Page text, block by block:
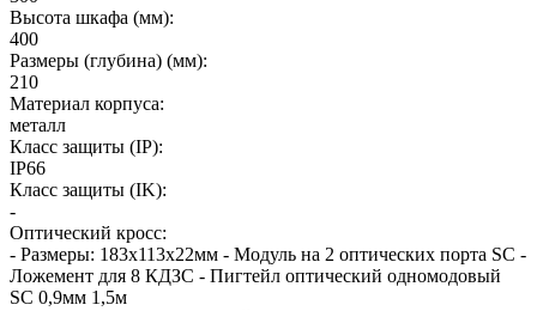
Высота шкафа (мм):
400
Размеры (глубина) (мм):
210
Материал корпуса:
металл
Класс защиты (IP):
IP66
Класс защиты (IK):
-
Оптический кросс:
- Размеры: 183x113x22мм - Модуль на 2 оптических порта SC -
Ложемент для 8 КДЗС - Пигтейл оптический одномодовый
SC 0,9мм 1,5м